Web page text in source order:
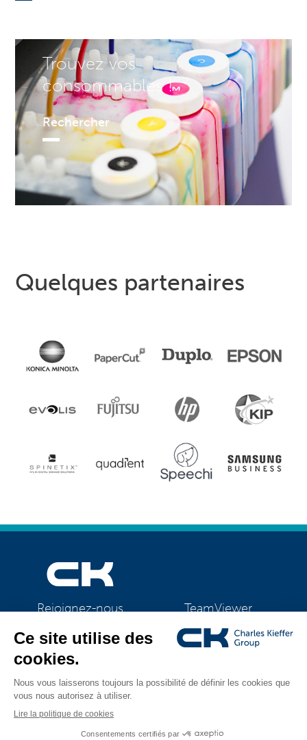
Trouvez vos
consommables !
Rechercher
Quelques partenaires
Rejoignez-nous TeamViewer
CK Support Mac / PC
©2026 CK Group
Tous droits réservés|Mentions légales
Politique de cookies|Gestion des cookies